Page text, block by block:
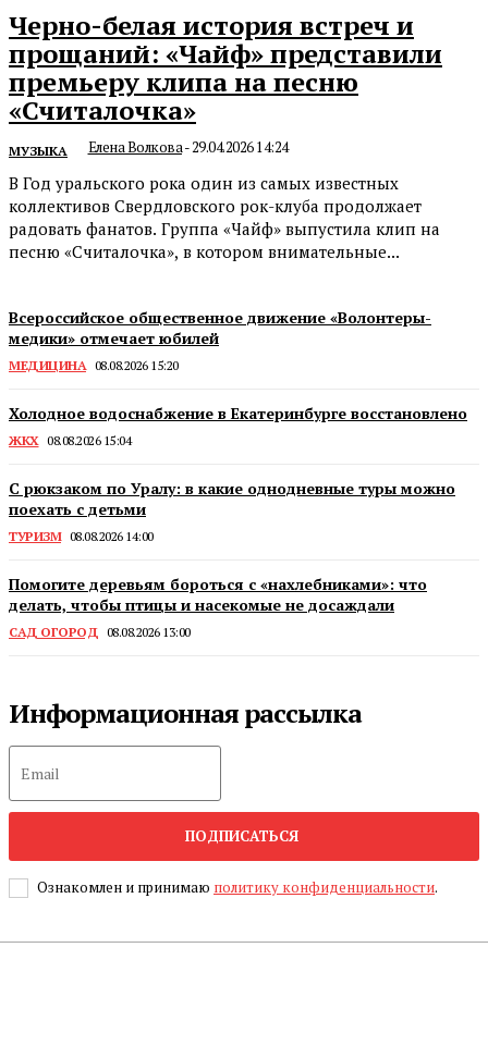
Черно-белая история встреч и
прощаний: «Чайф» представили
премьеру клипа на песню
«Считалочка»
МУЗЫКА Елена Волкова-29.04.2026 14:24
В Год уральского рока один из самых известных
коллективов Свердловского рок-клуба продолжает
радовать фанатов. Группа «Чайф» выпустила клип на
песню «Считалочка», в котором внимательные...
Всероссийское общественное движение «Волонтеры-
медики» отмечает юбилей
МЕДИЦИНА 08.08.2026 15:20
Холодное водоснабжение в Екатеринбурге восстановлено
ЖКХ 08.08.2026 15:04
С рюкзаком по Уралу: в какие однодневные туры можно
поехать с детьми
ТУРИЗМ 08.08.2026 14:00
Помогите деревьям бороться с «нахлебниками»: что
делать, чтобы птицы и насекомые не досаждали
САД ОГОРОД 08.08.2026 13:00
Информационная рассылка
ПОДПИСАТЬСЯ
Ознакомлен и принимаю политику конфиденциальности.